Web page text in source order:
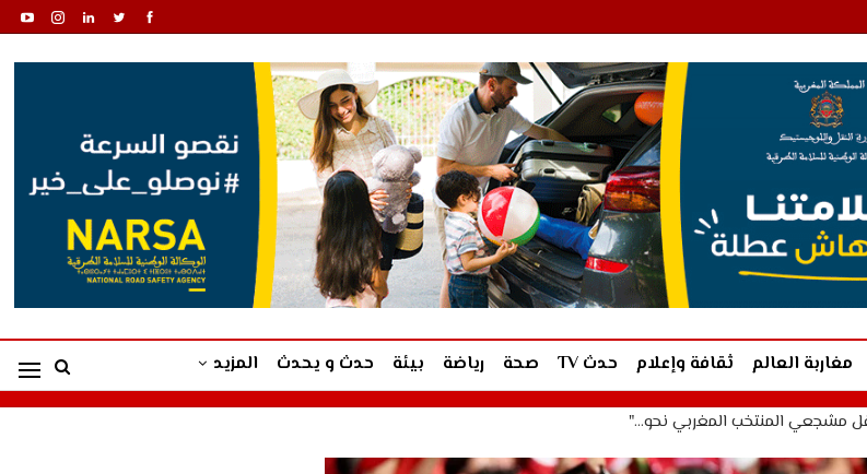
مغاربة العالم ثقافة وإعلام حدث TV صحة رياضة بيئة حدث و يحدث المزيد